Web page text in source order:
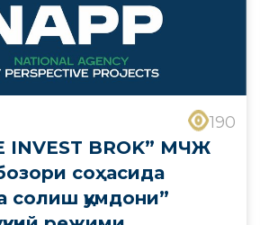
190
INVEST BROK” МЧЖ
соҳасида
солиш қумдони”